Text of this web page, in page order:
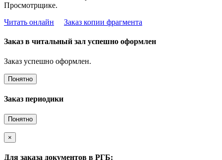
Просмотрщике.
Читать онлайн
Заказ копии фрагмента
Заказ в читальный зал успешно оформлен
Заказ успешно оформлен.
Понятно
Заказ периодики
Понятно
×
Для заказа документов в РГБ: